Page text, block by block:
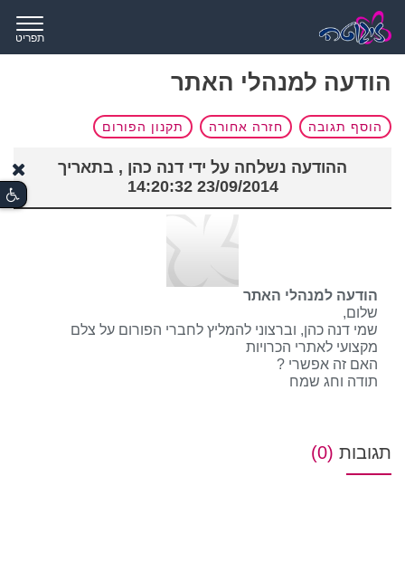
תפריט
הודעה למנהלי האתר
הוסף תגובה חזרה אחורה תקנון הפורום
ההודעה נשלחה על ידי דנה כהן , בתאריך
23/09/2014 14:20:32
הודעה למנהלי האתר
שלום,
שמי דנה כהן, וברצוני להמליץ לחברי הפורום על צלם
מקצועי לאתרי הכרויות
האם זה אפשרי ?
תודה וחג שמח
תגובות (0)